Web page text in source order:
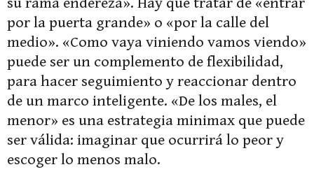
por la puerta grande» o «por la calle del
medio». «Como vaya viniendo vamos viendo»
puede ser un complemento de flexibilidad,
para hacer seguimiento y reaccionar dentro
de un marco inteligente. «De los males, el
menor» es una estrategia minimax que puede
ser válida: imaginar que ocurrirá lo peor y
escoger lo menos malo.